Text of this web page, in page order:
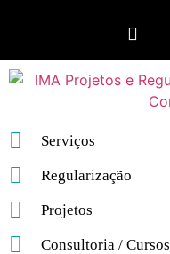
Serviços
Regularização
Projetos
Consultoria / Cursos